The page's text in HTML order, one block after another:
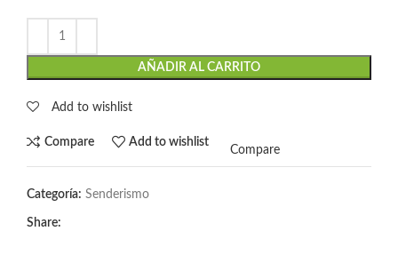
AÑADIR AL CARRITO
Add to wishlist
Compare Add to wishlist
Compare
Categoría: Senderismo
Share: